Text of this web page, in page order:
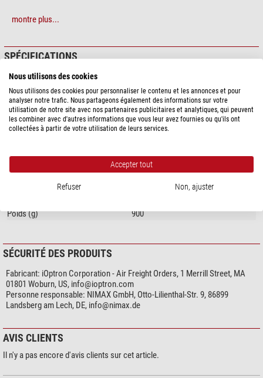
montre plus...
SPÉCIFICATIONS
Approprié pour...
iOptron
Approprié pour monture
HAE69, HAE43, HAZ71
Données générales
Accessoires pour trépied
Hauteur (cm)
20
aluminium (anodisé)
Poids (g)
900
SÉCURITÉ DES PRODUITS
Fabricant: iOptron Corporation - Air Freight Orders, 1 Merrill Street, MA
01801 Woburn, US, info@ioptron.com
Personne responsable: NIMAX GmbH, Otto-Lilienthal-Str. 9, 86899
Landsberg am Lech, DE, info@nimax.de
AVIS CLIENTS
Il n'y a pas encore d'avis clients sur cet article.
Nous utilisons des cookies
Nous utilisons des cookies pour personnaliser le contenu et les annonces et pour
analyser notre trafic. Nous partageons également des informations sur votre
utilisation de notre site avec nos partenaires publicitaires et analytiques, qui peuvent
les combiner avec d'autres informations que vous leur avez fournies ou qu'ils ont
collectées à partir de votre utilisation de leurs services.
Accepter tout
Refuser Non, ajuster